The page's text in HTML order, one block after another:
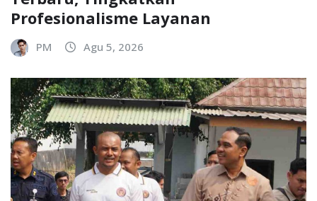
Profesionalisme Layanan
PM Agu 5, 2026